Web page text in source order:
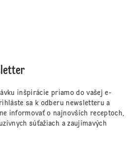
inšpirácie priamo do vašej e-
sa k odberu newsletteru a
informovať o najnovších receptoch,
súťažiach a zaujímavých